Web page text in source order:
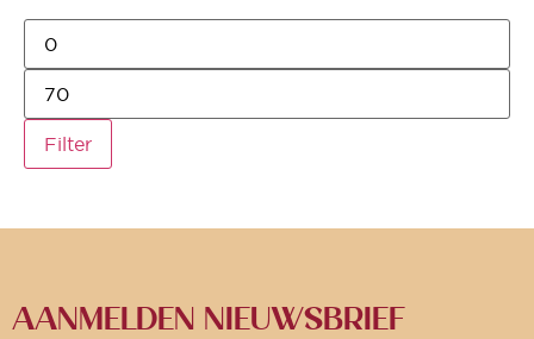
Filter
AANMELDEN NIEUWSBRIEF